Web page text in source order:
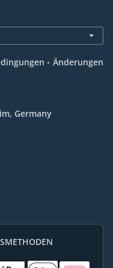
. Änderungen
Germany